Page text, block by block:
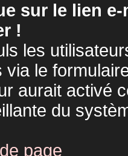
sur le lien
!
les
via le
aurait activé
du
page